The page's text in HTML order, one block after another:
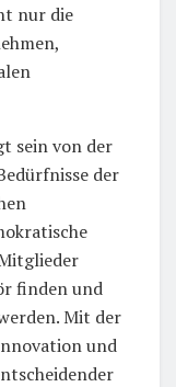
nur die
sein von der
der
finden und
Mit der
und